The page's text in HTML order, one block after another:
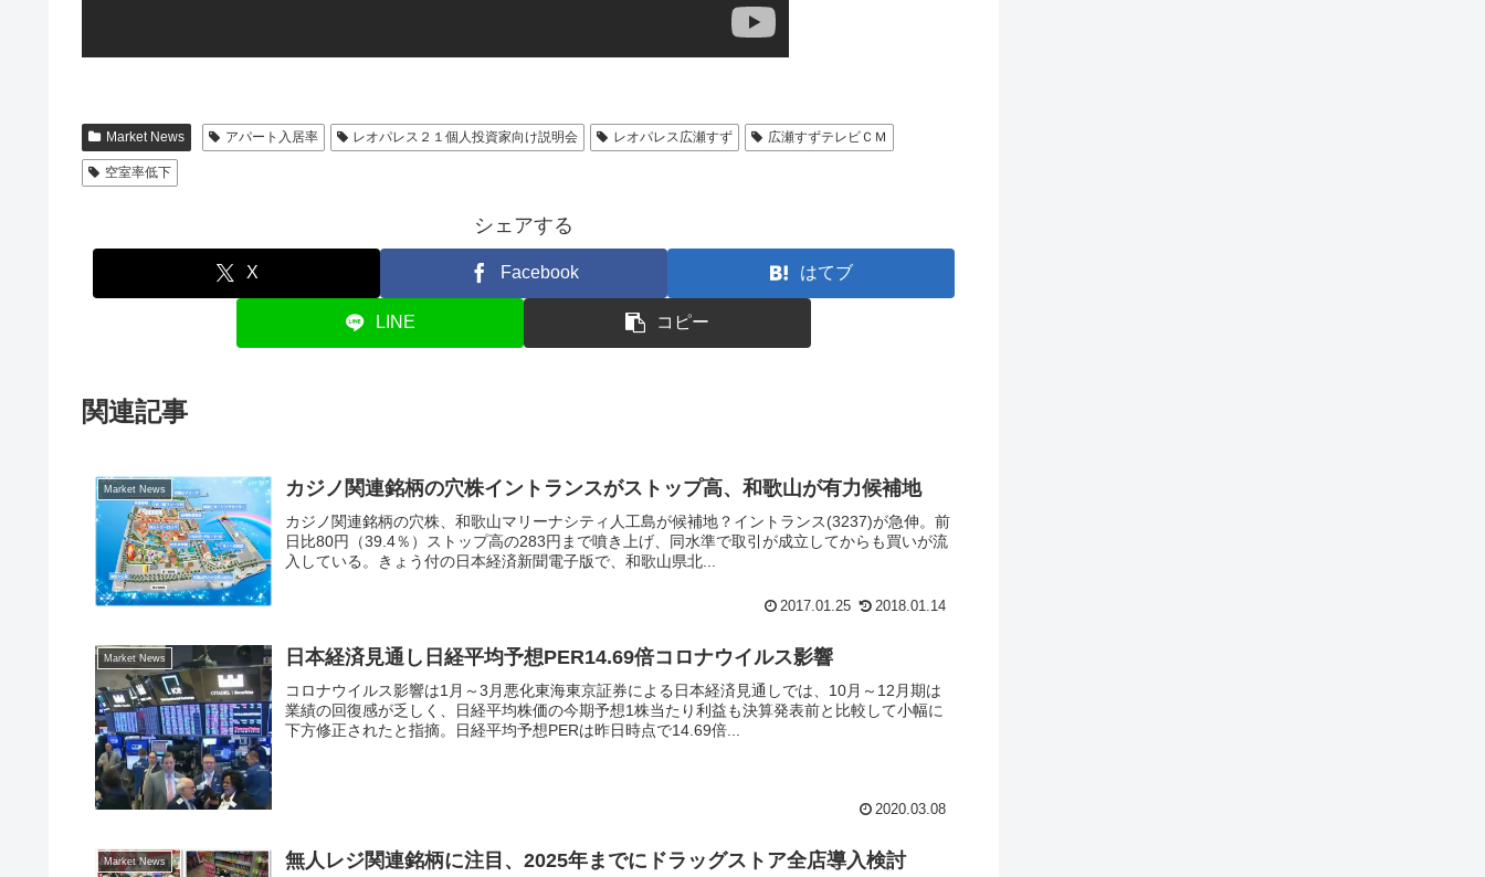
Market News アパート入居率 レオパレス２１個人投資家向け説明会 レオパレス広瀬すず 広瀬すずテレビＣＭ
空室率低下
シェアする
X Facebook はてブ
LINE コピー
関連記事
Market News カジノ関連銘柄の穴株イントランスがストップ高、和歌山が有力候補地
カジノ関連銘柄の穴株、和歌山マリーナシティ人工島が候補地？イントランス(3237)が急伸。前
日比80円（39.4％）ストップ高の283円まで噴き上げ、同水準で取引が成立してからも買いが流
入している。きょう付の日本経済新聞電子版で、和歌山県北...
2017.01.25 2018.01.14
Market News 日本経済見通し日経平均予想PER14.69倍コロナウイルス影響
コロナウイルス影響は1月～3月悪化東海東京証券による日本経済見通しでは、10月～12月期は
業績の回復感が乏しく、日経平均株価の今期予想1株当たり利益も決算発表前と比較して小幅に
下方修正されたと指摘。日経平均予想PERは昨日時点で14.69倍...
2020.03.08
Market News 無人レジ関連銘柄に注目、2025年までにドラッグストア全店導入検討